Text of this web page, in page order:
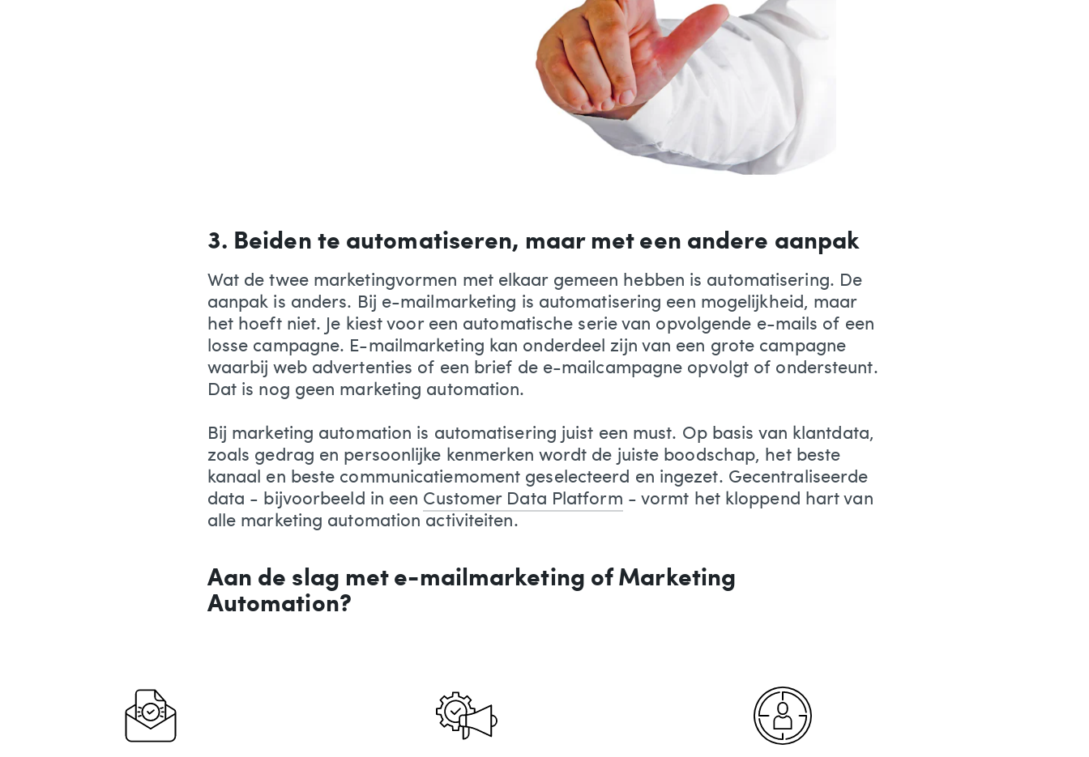
3. Beiden te automatiseren, maar met een andere aanpak
Wat de twee marketingvormen met elkaar gemeen hebben is automatisering. De
aanpak is anders. Bij e-mailmarketing is automatisering een mogelijkheid, maar
het hoeft niet. Je kiest voor een automatische serie van opvolgende e-mails of een
losse campagne. E-mailmarketing kan onderdeel zijn van een grote campagne
waarbij web advertenties of een brief de e-mailcampagne opvolgt of ondersteunt.
Dat is nog geen marketing automation.
Bij marketing automation is automatisering juist een must. Op basis van klantdata,
zoals gedrag en persoonlijke kenmerken wordt de juiste boodschap, het beste
kanaal en beste communicatiemoment geselecteerd en ingezet. Gecentraliseerde
data - bijvoorbeeld in een Customer Data Platform - vormt het kloppend hart van
alle marketing automation activiteiten.
Aan de slag met e-mailmarketing of Marketing
Automation?